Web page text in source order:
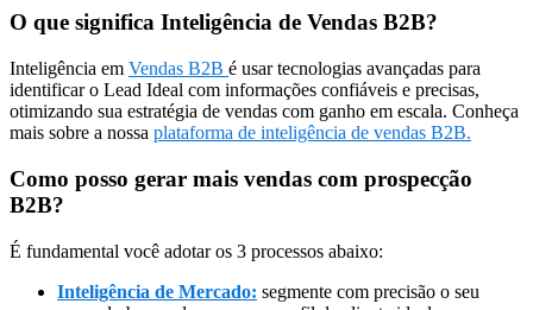
O que significa Inteligência de Vendas B2B?
Inteligência em Vendas B2B é usar tecnologias avançadas para
identificar o Lead Ideal com informações confiáveis e precisas,
otimizando sua estratégia de vendas com ganho em escala. Conheça
mais sobre a nossa plataforma de inteligência de vendas B2B.
Como posso gerar mais vendas com prospecção
B2B?
É fundamental você adotar os 3 processos abaixo:
Inteligência de Mercado: segmente com precisão o seu